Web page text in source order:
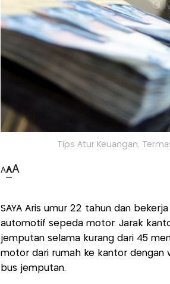
Tips Atur Keuangan,
AAA
SAYA Aris umur 22 tahun dan
automotif sepeda motor. Jarak
jemputan selama kurang dari 45
motor dari rumah ke kantor dengan
bus jemputan.